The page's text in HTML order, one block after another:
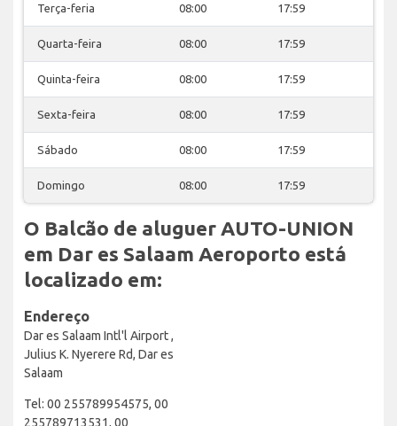
Terça-feria 08:00 17:59
Quarta-feira 08:00 17:59
Quinta-feira 08:00 17:59
Sexta-feira 08:00 17:59
Sábado 08:00 17:59
Domingo 08:00 17:59
O Balcão de aluguer AUTO-UNION
em Dar es Salaam Aeroporto está
localizado em:
Endereço
Dar es Salaam Intl'l Airport ,
Julius K. Nyerere Rd, Dar es
Salaam
Tel: 00 255789954575, 00
255789713531, 00